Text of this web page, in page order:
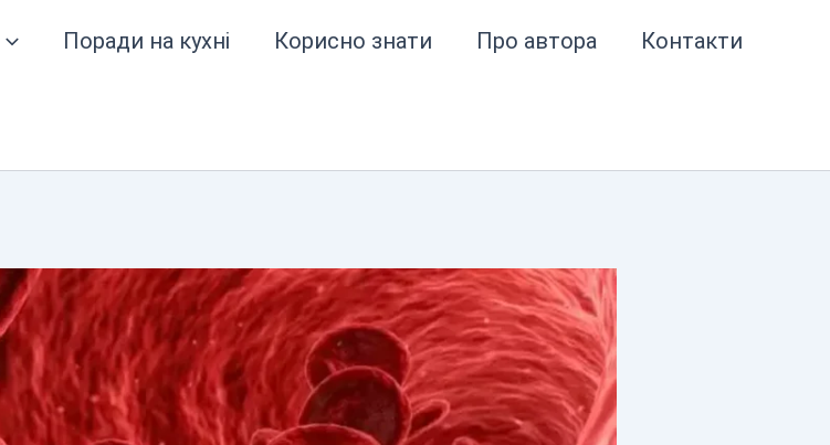
Поради на кухні Корисно знати Про автора Контакти